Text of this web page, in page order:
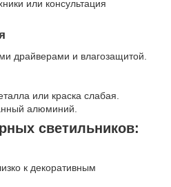
или консультация
драйверами и влагозащитой.
или краска слабая.
алюминий.
светильников:
к декоративным